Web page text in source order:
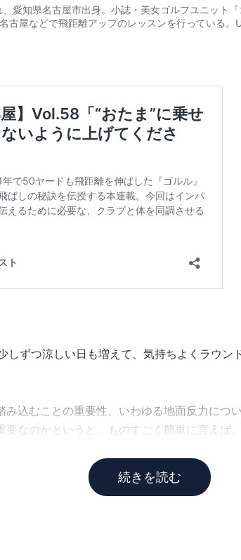
愛知県名古屋市出身。小誌・美女ゴルフユニット
古屋などで飛距離アップのレッスンを行っている。
しずつ涼しい日も増えて、気持ちよくラウン
み込むことの重要性、いわゆる地面反力につ
要なのかというと、ものすごく簡単に言えば
続きを読む